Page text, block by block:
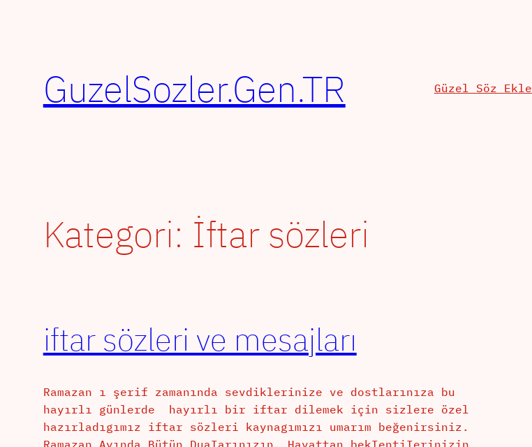
GuzelSozler.Gen.TR Güzel Söz Ekle
Kategori: İftar sözleri
iftar sözleri ve mesajları
Ramazan ı şerif zamanında sevdiklerinize ve dostlarınıza bu
hayırlı günlerde hayırlı bir iftar dilemek için sizlere özel
hazırladıgımız iftar sözleri kaynagımızı umarım beğenirsiniz.
Ramazan Ayında Bütün DuaIarınızın, Hayattan bekIentiIerinizin,